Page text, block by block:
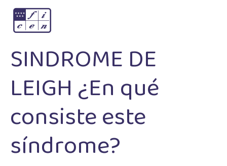
SINDROME DE
LEIGH ¿En qué
consiste este
síndrome?